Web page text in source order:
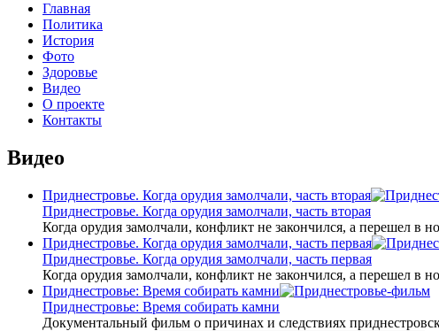
Главная
Политика
История
Фото
Здоровье
Видео
О проекте
Контакты
Видео
Приднестровье. Когда орудия замолчали, часть вторая
Приднестровье. Когда орудия замолчали, часть вторая
Когда орудия замолчали, конфликт не закончился, а перешел
Приднестровье. Когда орудия замолчали, часть первая
Приднестровье. Когда орудия замолчали, часть первая
Когда орудия замолчали, конфликт не закончился, а перешел
Приднестровье: Время собирать камни
Приднестровье: Время собирать камни
Документальный фильм о причинах и следствиях